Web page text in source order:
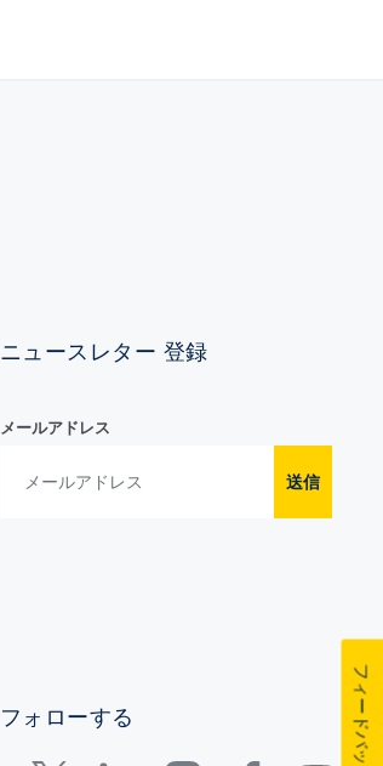
ニュースレター 登録
メールアドレス
送信
フォローする フィードバック